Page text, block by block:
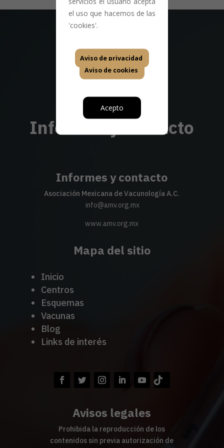
Informes y contacto
Informes y contacto
Asociación Mexicana de Vacunología A.C.
info@amv.org.mx
www.amv.org.mx
Mapa del sitio
Inicio
Centros
Esquemas
Vacunas
Blog
Links de interés
Avisos legales
Prohibida la reproducción de los
contenidos sin previa autorización de
el uso que hacemos de las
'cookies'.
Aviso de privacidad
Aviso de cookies
Acepto